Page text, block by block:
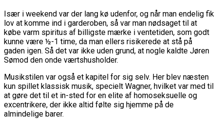
Især i weekend var der lang kø udenfor, og når man endelig fik
lov at komme ind i garderoben, så var man nødsaget til at
købe varm spiritus af billigste mærke i ventetiden, som godt
kunne være ½-1 time, da man ellers risikerede at stå på
gaden igen. Så det var ikke uden grund, at nogle kaldte Jøren
Sømod den onde værtshusholder.
Musikstilen var også et kapitel for sig selv. Her blev næsten
kun spillet klassisk musik, specielt Wagner, hvilket var med til
at gøre det til et in-sted for en elite af homoseksuelle og
excentrikere, der ikke altid følte sig hjemme på de
almindelige barer.